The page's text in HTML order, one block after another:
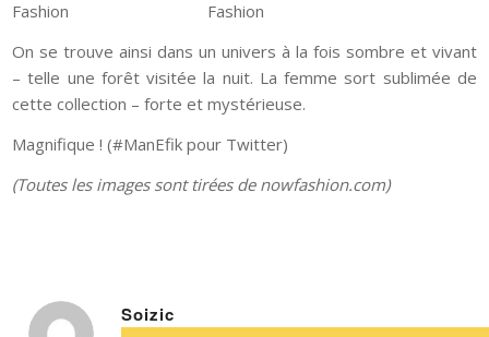
On se trouve ainsi dans un univers à la fois sombre et vivant
– telle une forêt visitée la nuit. La femme sort sublimée de
cette collection – forte et mystérieuse.
Magnifique ! (#ManEfik pour Twitter)
(Toutes les images sont tirées de nowfashion.com)
Soizic